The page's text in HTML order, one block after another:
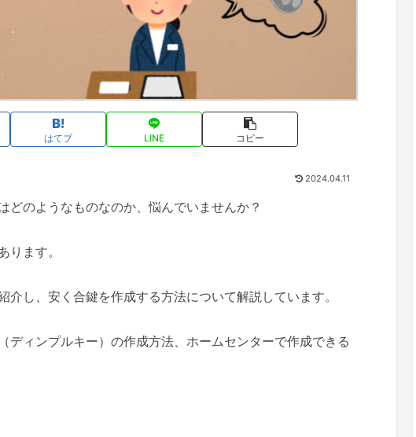
はてブ LINE コピー
2024.04.11
どのようなものなのか、悩んでいませんか？
ります。
し、安く合鍵を作成する方法について解説しています。
ディンプルキー）の作成方法、ホームセンターで作成できる